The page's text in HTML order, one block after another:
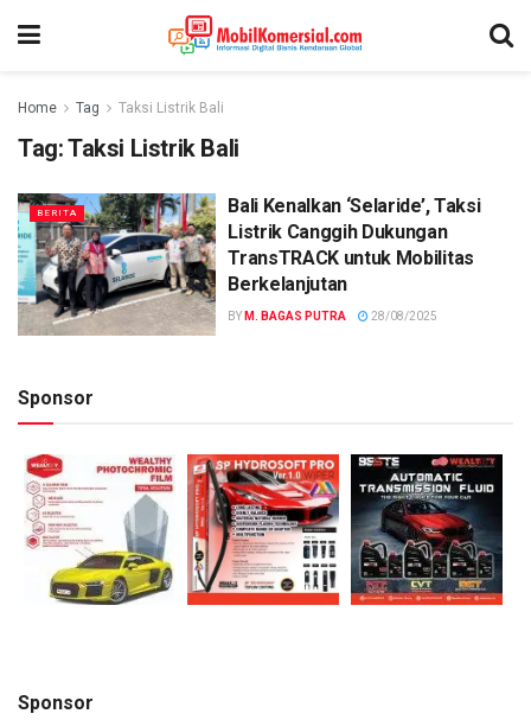
Home Tag Taksi Listrik Bali
Tag:Taksi Listrik Bali
BERITA
Bali Kenalkan ‘Selaride’, Taksi
Listrik Canggih Dukungan
TransTRACK untuk Mobilitas
Berkelanjutan
BY M. BAGAS PUTRA 28/08/2025
Sponsor
Sponsor